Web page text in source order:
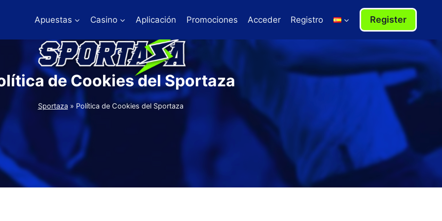
Apuestas Casino Aplicación Promociones Acceder Registro Register
de Cookies del Sportaza
Sportaza » Política de Cookies del Sportaza